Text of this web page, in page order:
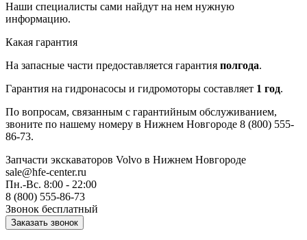
Наши специалисты сами найдут на нем нужную
информацию.
Какая гарантия
На запасные части предоставляется гарантия полгода.
Гарантия на гидронасосы и гидромоторы составляет 1 год.
По вопросам, связанным с гарантийным обслуживанием,
звоните по нашему номеру в Нижнем Новгороде 8 (800) 555-
86-73.
Запчасти экскаваторов Volvo в Нижнем Новгороде
sale@hfe-center.ru
Пн.-Вс. 8:00 - 22:00
8 (800) 555-86-73
Звонок бесплатный